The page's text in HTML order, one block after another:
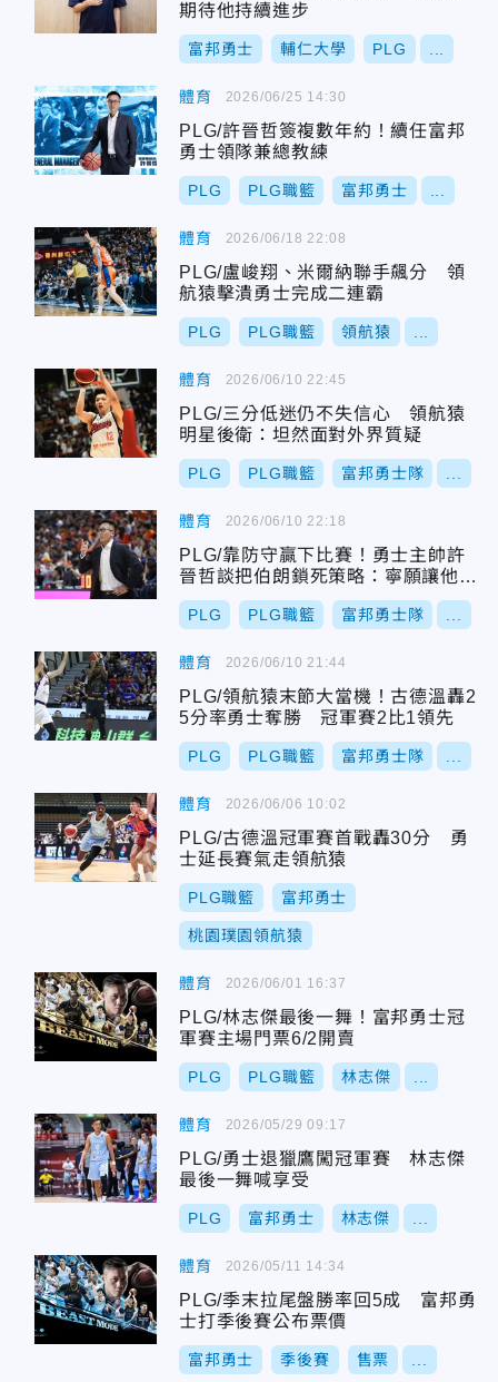
期待他持續進步
富邦勇士 輔仁大學 PLG
體育
PLG/許晉哲簽複數年約！續任富邦
勇士領隊兼總教練
PLG PLG職籃 富邦勇士
2026/06/25 14:30
體育
PLG/盧峻翔、米爾納聯手飆分 領
航猿擊潰勇士完成二連霸
PLG PLG職籃 領航猿
2026/06/18 22:08
體育
PLG/三分低迷仍不失信心 領航猿
明星後衛：坦然面對外界質疑
PLG PLG職籃 富邦勇士隊
2026/06/10 22:45
體育
PLG/靠防守贏下比賽！勇士主帥許
晉哲談把伯朗鎖死策略：寧願讓他在
禁區拿兩分
PLG PLG職籃 富邦勇士隊
2026/06/10 22:18
體育
PLG/領航猿末節大當機！古德溫轟2
5分率勇士奪勝 冠軍賽2比1領先
PLG PLG職籃 富邦勇士隊
2026/06/10 21:44
體育
PLG/古德溫冠軍賽首戰轟30分 勇
士延長賽氣走領航猿
PLG職籃 富邦勇士
桃園璞園領航猿
2026/06/06 10:02
體育
PLG/林志傑最後一舞！富邦勇士冠
軍賽主場門票6/2開賣
PLG PLG職籃 林志傑
2026/06/01 16:37
體育
PLG/勇士退獵鷹闖冠軍賽 林志傑
最後一舞喊享受
PLG 富邦勇士 林志傑
2026/05/29 09:17
體育
PLG/季末拉尾盤勝率回5成 富邦勇
士打季後賽公布票價
富邦勇士 季後賽 售票
2026/05/11 14:34